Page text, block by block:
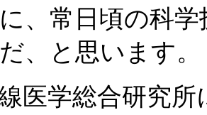
、常日頃の科
、と思います。
医学総合研究所